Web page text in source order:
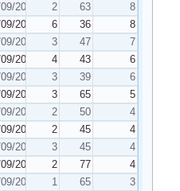
2022 2 63
8
2022 6 36
8
2022 3 47
7
2022 4 43
6
2022 3 39
6
2022 3 65
5
2022 2 50
4
2022 2 45
4
2022 3 45
4
2022 2 77
4
2022 1 65
3